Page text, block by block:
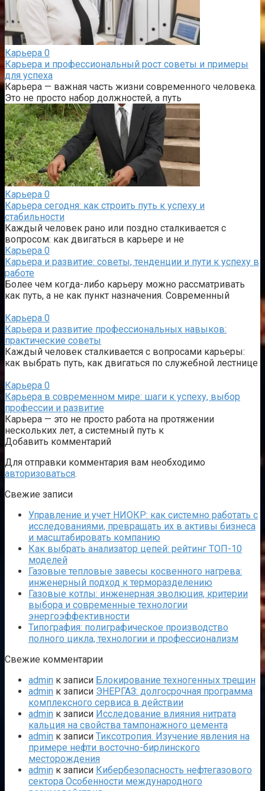
Карьера 0
Карьера и профессиональный рост советы и примеры
для успеха
Карьера — важная часть жизни современного человека.
Это не просто набор должностей, а путь
Карьера 0
Карьера сегодня: как строить путь к успеху и
стабильности
Каждый человек рано или поздно сталкивается с
вопросом: как двигаться в карьере и не
Карьера 0
Карьера и развитие: советы, тенденции и пути к успеху в
работе
Более чем когда-либо карьеру можно рассматривать
как путь, а не как пункт назначения. Современный
Карьера 0
Карьера и развитие профессиональных навыков:
практические советы
Каждый человек сталкивается с вопросами карьеры:
как выбрать путь, как двигаться по служебной лестнице
Карьера 0
Карьера в современном мире: шаги к успеху, выбор
профессии и развитие
Карьера — это не просто работа на протяжении
нескольких лет, а системный путь к
Добавить комментарий
Для отправки комментария вам необходимо
авторизоваться.
Свежие записи
Управление и учет НИОКР: как системно работать с
исследованиями, превращать их в активы бизнеса
и масштабировать компанию
Как выбрать анализатор цепей: рейтинг ТОП-10
моделей
Газовые тепловые завесы косвенного нагрева:
инженерный подход к терморазделению
Газовые котлы: инженерная эволюция, критерии
выбора и современные технологии
энергоэффективности
Типография: полиграфическое производство
полного цикла, технологии и профессионализм
Свежие комментарии
admin к записи Блокирование техногенных трещин
admin к записи ЭНЕРГАЗ: долгосрочная программа
комплексного сервиса в действии
admin к записи Исследование влияния нитрата
кальция на свойства тампонажного цемента
admin к записи Тиксотропия. Изучение явления на
примере нефти восточно-бирлинского
месторождения
admin к записи Кибербезопасность нефтегазового
сектора Особенности международного